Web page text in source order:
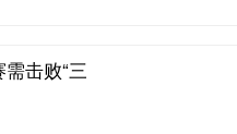
击败“三